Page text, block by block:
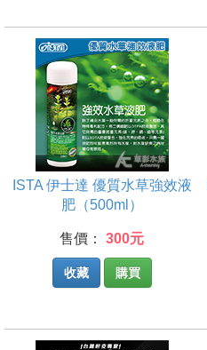
ISTA 伊士達 優質水草強效液
肥（500ml）
售價： 300元
收藏 購買